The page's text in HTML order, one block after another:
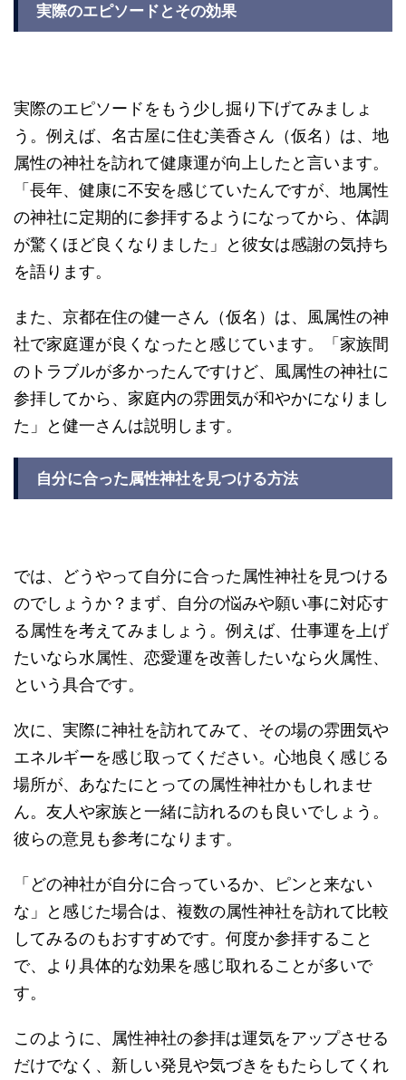
実際のエピソードとその効果
実際のエピソードをもう少し掘り下げてみましょ
う。例えば、名古屋に住む美香さん（仮名）は、地
属性の神社を訪れて健康運が向上したと言います。
「長年、健康に不安を感じていたんですが、地属性
の神社に定期的に参拝するようになってから、体調
が驚くほど良くなりました」と彼女は感謝の気持ち
を語ります。
また、京都在住の健一さん（仮名）は、風属性の神
社で家庭運が良くなったと感じています。「家族間
のトラブルが多かったんですけど、風属性の神社に
参拝してから、家庭内の雰囲気が和やかになりまし
た」と健一さんは説明します。
自分に合った属性神社を見つける方法
では、どうやって自分に合った属性神社を見つける
のでしょうか？まず、自分の悩みや願い事に対応す
る属性を考えてみましょう。例えば、仕事運を上げ
たいなら水属性、恋愛運を改善したいなら火属性、
という具合です。
次に、実際に神社を訪れてみて、その場の雰囲気や
エネルギーを感じ取ってください。心地良く感じる
場所が、あなたにとっての属性神社かもしれませ
ん。友人や家族と一緒に訪れるのも良いでしょう。
彼らの意見も参考になります。
「どの神社が自分に合っているか、ピンと来ない
な」と感じた場合は、複数の属性神社を訪れて比較
してみるのもおすすめです。何度か参拝すること
で、より具体的な効果を感じ取れることが多いで
す。
このように、属性神社の参拝は運気をアップさせる
だけでなく、新しい発見や気づきをもたらしてくれ